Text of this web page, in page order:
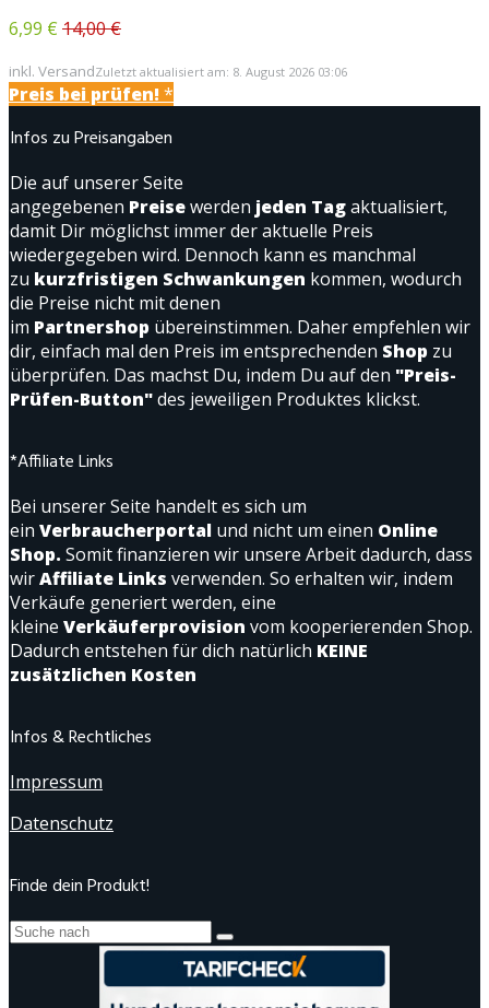
6,99 € 14,00 €
inkl. VersandZuletzt aktualisiert am: 8. August 2026 03:06
Preis bei prüfen!*
Infos zu Preisangaben
Die auf unserer Seite
angegebenen Preisewerden jeden Tagaktualisiert,
damit Dir möglichst immer der aktuelle Preis
wiedergegeben wird. Dennoch kann es manchmal
zu kurzfristigen Schwankungen kommen, wodurch
die Preise nicht mit denen
im Partnershop übereinstimmen. Daher empfehlen wir
dir, einfach mal den Preis im entsprechenden Shop zu
überprüfen. Das machst Du, indem Du auf den "Preis-
Prüfen-Button"des jeweiligen Produktes klickst.
*Affiliate Links
Bei unserer Seite handelt es sich um
ein Verbraucherportal und nicht um einen Online
Shop. Somit finanzieren wir unsere Arbeit dadurch, dass
wirAffiliate Links verwenden. So erhalten wir, indem
Verkäufe generiert werden, eine
kleine Verkäuferprovision vom kooperierenden Shop.
Dadurch entstehen für dich natürlich KEINE
zusätzlichen Kosten
Infos & Rechtliches
Impressum
Datenschutz
Finde dein Produkt!